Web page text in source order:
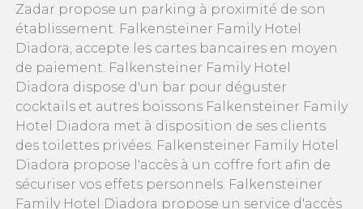
Zadar propose un parking à proximité de son
établissement. Falkensteiner Family Hotel
Diadora, accepte les cartes bancaires en moyen
de paiement. Falkensteiner Family Hotel
Diadora dispose d'un bar pour déguster
cocktails et autres boissons Falkensteiner Family
Hotel Diadora met à disposition de ses clients
des toilettes privées. Falkensteiner Family Hotel
Diadora propose l'accès à un coffre fort afin de
sécuriser vos effets personnels. Falkensteiner
Family Hotel Diadora propose un service d'accès